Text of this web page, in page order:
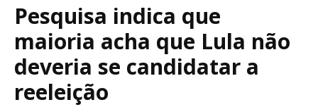
Pesquisa indica que
maioria acha que Lula não
deveria se candidatar a
reeleição